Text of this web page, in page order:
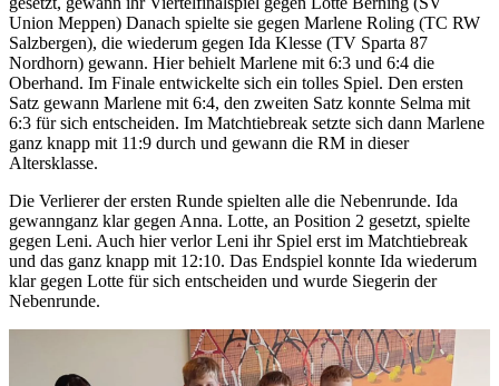
Union Meppen) Danach spielte sie gegen Marlene Roling (TC RW
Salzbergen), die wiederum gegen Ida Klesse (TV Sparta 87
Nordhorn) gewann. Hier behielt Marlene mit 6:3 und 6:4 die
Oberhand. Im Finale entwickelte sich ein tolles Spiel. Den ersten
Satz gewann Marlene mit 6:4, den zweiten Satz konnte Selma mit
6:3 für sich entscheiden. Im Matchtiebreak setzte sich dann Marlene
ganz knapp mit 11:9 durch und gewann die RM in dieser
Altersklasse.
Die Verlierer der ersten Runde spielten alle die Nebenrunde. Ida
gewannganz klar gegen Anna. Lotte, an Position 2 gesetzt, spielte
gegen Leni. Auch hier verlor Leni ihr Spiel erst im Matchtiebreak
und das ganz knapp mit 12:10. Das Endspiel konnte Ida wiederum
klar gegen Lotte für sich entscheiden und wurde Siegerin der
Nebenrunde.